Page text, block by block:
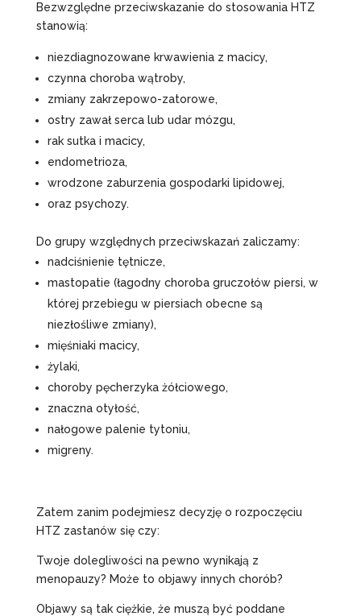
Bezwzględne przeciwskazanie do stosowania HTZ
stanowią:
niezdiagnozowane krwawienia z macicy,
czynna choroba wątroby,
zmiany zakrzepowo-zatorowe,
ostry zawał serca lub udar mózgu,
rak sutka i macicy,
endometrioza,
wrodzone zaburzenia gospodarki lipidowej,
oraz psychozy.
Do grupy względnych przeciwskazań zaliczamy:
nadciśnienie tętnicze,
mastopatie (łagodny choroba gruczołów piersi, w
której przebiegu w piersiach obecne są
niezłośliwe zmiany),
mięśniaki macicy,
żylaki,
choroby pęcherzyka żółciowego,
znaczna otyłość,
nałogowe palenie tytoniu,
migreny.
Zatem zanim podejmiesz decyzję o rozpoczęciu
HTZ zastanów się czy:
Twoje dolegliwości na pewno wynikają z
menopauzy? Może to objawy innych chorób?
Objawy są tak ciężkie, że muszą być poddane